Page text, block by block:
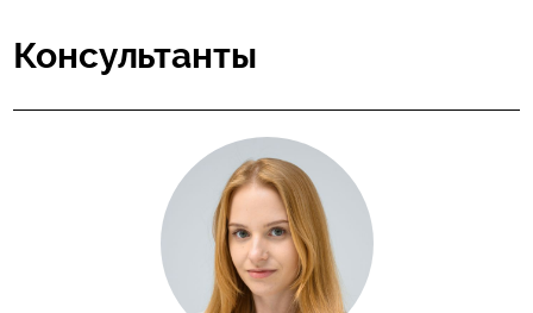
Консультанты